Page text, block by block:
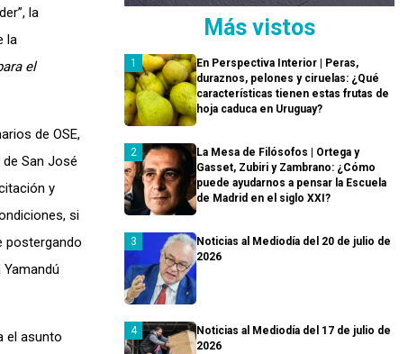
la
la
el
de OSE,
San José
y
si
postergando
el asunto
Más vistos
En Perspectiva Interior | Peras,
duraznos, pelones y ciruelas: ¿Qué
características tienen estas frutas de
hoja caduca en Uruguay?
La Mesa de Filósofos | Ortega y
Gasset, Zubiri y Zambrano: ¿Cómo
puede ayudarnos a pensar la Escuela
de Madrid en el siglo XXI?
Noticias al Mediodía del 20 de julio de
2026
Noticias al Mediodía del 17 de julio de
2026